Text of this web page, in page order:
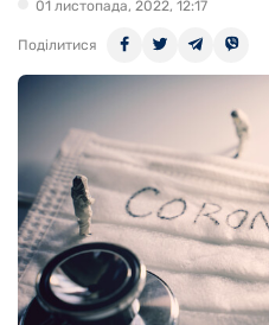
01 листопада, 2022, 12:17
Поділитися